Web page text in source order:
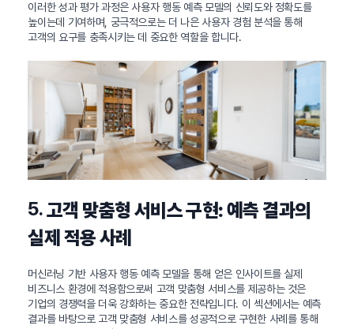
이러한 성과 평가 과정은 사용자 행동 예측 모델의 신뢰도와 정확도를
높이는데 기여하며, 궁극적으로는 더 나은 사용자 경험 분석을 통해
고객의 요구를 충족시키는 데 중요한 역할을 합니다.
5.고객 맞춤형 서비스 구현: 예측 결과의
실제 적용 사례
머신러닝 기반 사용자 행동 예측 모델을 통해 얻은 인사이트를 실제
비즈니스 환경에 적용함으로써 고객 맞춤형 서비스를 제공하는 것은
기업의 경쟁력을 더욱 강화하는 중요한 전략입니다. 이 섹션에서는 예측
결과를 바탕으로 고객 맞춤형 서비스를 성공적으로 구현한 사례를 통해